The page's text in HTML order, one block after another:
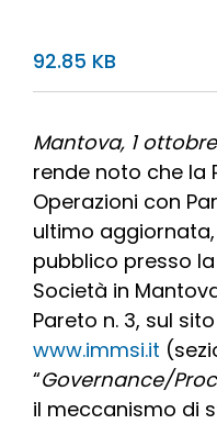
92.85 KB
Mantova, 1
rende noto che la
Operazioni con
ultimo
pubblico presso
Società in
Pareto n. 3, sul
www.immsi.it
“Governance/
il meccanismo di